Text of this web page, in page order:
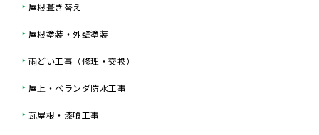
屋根葺き替え
屋根塗装・外壁塗装
雨どい工事（修理・交換）
屋上・ベランダ防水工事
瓦屋根・漆喰工事